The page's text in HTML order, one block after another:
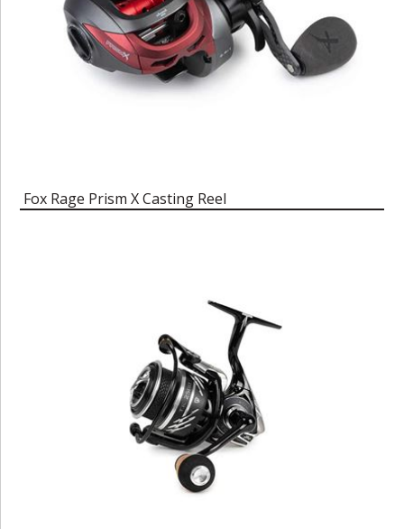
Fox Rage Prism X Casting Reel